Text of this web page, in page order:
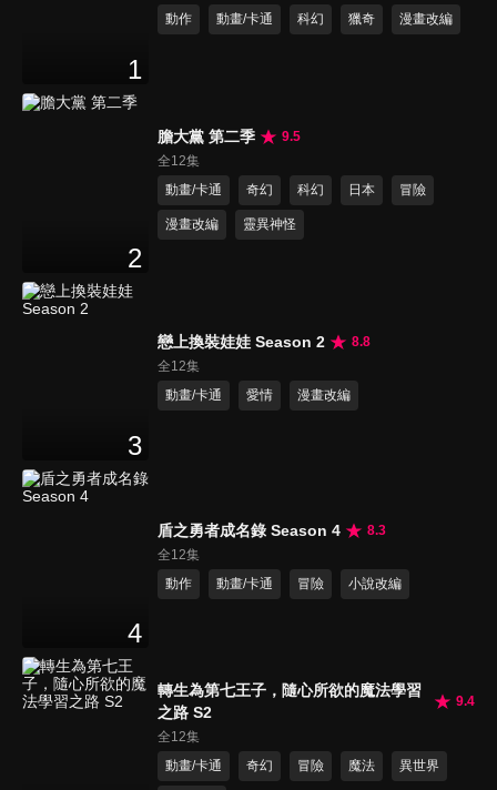
1
動作
動畫/卡通 科幻 獵奇 漫畫改編
2
膽大黨 第二季
9.5
全12集
動畫/卡通
奇幻 科幻 日本 冒險
漫畫改編 靈異神怪
3
戀上換裝娃娃 Season 2
8.8
全12集
動畫/卡通
愛情 漫畫改編
4
盾之勇者成名錄 Season 4
8.3
全12集
動作
動畫/卡通 冒險 小說改編
轉生為第七王子，隨心所欲的魔法學習
之路 S2
9.4
全12集
動畫/卡通
奇幻 冒險 魔法 異世界